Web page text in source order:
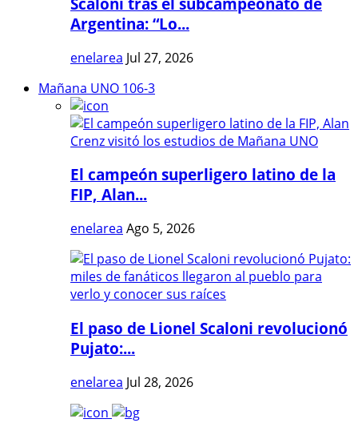
Argentina: “Lo...
enelarea Jul 27, 2026
Mañana UNO 106-3
El campeón superligero latino de la
FIP, Alan...
enelarea Ago 5, 2026
El paso de Lionel Scaloni revolucionó
Pujato:...
enelarea Jul 28, 2026